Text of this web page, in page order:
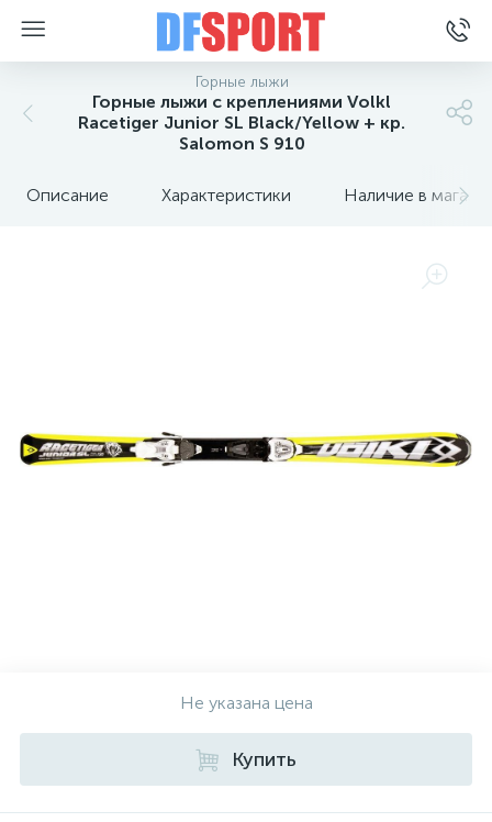
Горные лыжи
Горные лыжи с креплениями Volkl
Racetiger Junior SL Black/Yellow + кр.
Salomon S 910
Описание Характеристики Наличие в
Не указана цена
Купить